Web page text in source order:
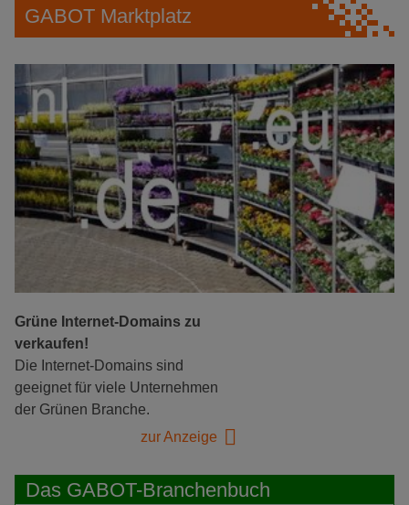
GABOT Marktplatz
Grüne Internet-Domains zu
verkaufen!
Die Internet-Domains sind
geeignet für viele Unternehmen
der Grünen Branche.
zur Anzeige
Das GABOT-Branchenbuch